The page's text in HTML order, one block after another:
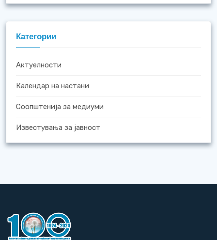
Категории
Актуелности
Календар на настани
Соопштенија за медиуми
Известувања за јавност